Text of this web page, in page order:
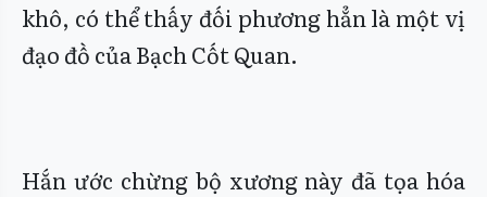
khô, có thể thấy đối phương hẳn là một vị
đạo đồ của Bạch Cốt Quan.
Hắn ước chừng bộ xương này đã tọa hóa